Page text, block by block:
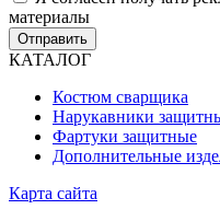
материалы
Отправить
КАТАЛОГ
Костюм сварщика
Нарукавники
Фартуки защитные
Дополнительные
Карта сайта